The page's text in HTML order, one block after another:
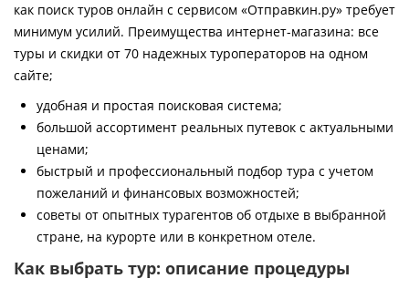
как поиск туров онлайн с сервисом «Отправкин.ру» требует
минимум усилий. Преимущества интернет-магазина: все
туры и скидки от 70 надежных туроператоров на одном
сайте;
удобная и простая поисковая система;
большой ассортимент реальных путевок с актуальными
ценами;
быстрый и профессиональный подбор тура с учетом
пожеланий и финансовых возможностей;
советы от опытных турагентов об отдыхе в выбранной
стране, на курорте или в конкретном отеле.
Как выбрать тур: описание процедуры